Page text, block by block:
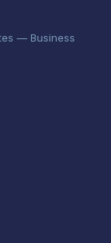
— Business